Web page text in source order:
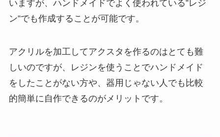
いますが、ハンドメイドでよく使われている”レジ
ン”でも作成することが可能です。
アクリルを加工してアクスタを作るのはとても難
しいのですが、レジンを使うことでハンドメイド
をしたことがない方や、器用じゃない人でも比較
的簡単に自作できるのがメリットです。